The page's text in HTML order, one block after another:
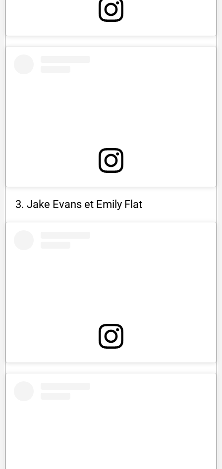
3. Jake Evans et Emily Flat